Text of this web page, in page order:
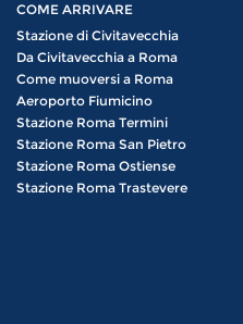
COME ARRIVARE
Stazione di Civitavecchia
Da Civitavecchia a Roma
Come muoversi a Roma
Aeroporto Fiumicino
Stazione Roma Termini
Stazione Roma San Pietro
Stazione Roma Ostiense
Stazione Roma Trastevere